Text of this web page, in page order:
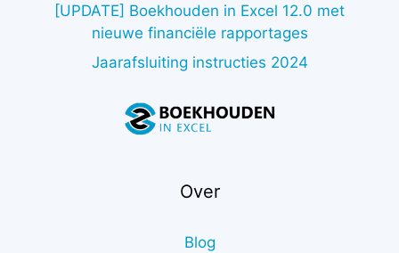
[UPDATE] Boekhouden in Excel 12.0 met
nieuwe financiële rapportages
Jaarafsluiting instructies 2024
Over
Blog